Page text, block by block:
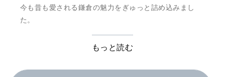
今も昔も愛される鎌倉の魅力をぎゅっと詰め込みまし
た。
もっと読む